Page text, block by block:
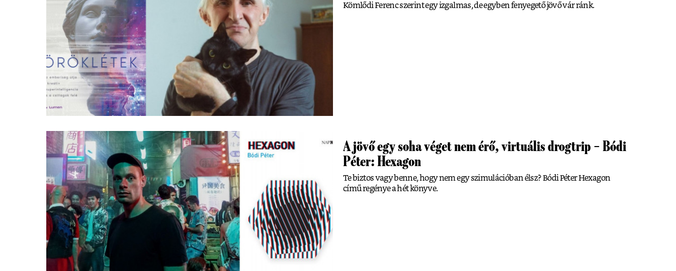
Kömlődi Ferenc szerint egy izgalmas, de egyben fenyegető jövő vár ránk.
A jövő egy soha véget nem érő, virtuális drogtrip – Bódi
Péter: Hexagon
Te biztos vagy benne, hogy nem egy szimulációban élsz? Bódi Péter Hexagon
című regénye a hét könyve.